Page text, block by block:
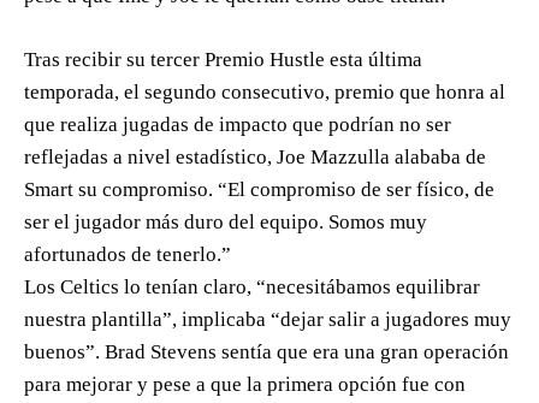
Tras recibir su tercer Premio Hustle esta última
temporada, el segundo consecutivo, premio que honra al
que realiza jugadas de impacto que podrían no ser
reflejadas a nivel estadístico, Joe Mazzulla alababa de
Smart su compromiso. “El compromiso de ser físico, de
ser el jugador más duro del equipo. Somos muy
afortunados de tenerlo.”
Los Celtics lo tenían claro, “necesitábamos equilibrar
nuestra plantilla”, implicaba “dejar salir a jugadores muy
buenos”. Brad Stevens sentía que era una gran operación
para mejorar y pese a que la primera opción fue con